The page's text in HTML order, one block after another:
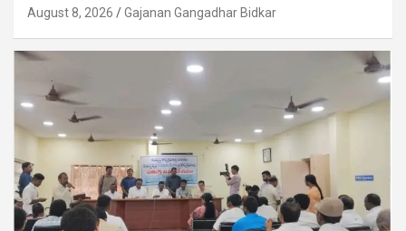
August 8, 2026 Gajanan Gangadhar Bidkar